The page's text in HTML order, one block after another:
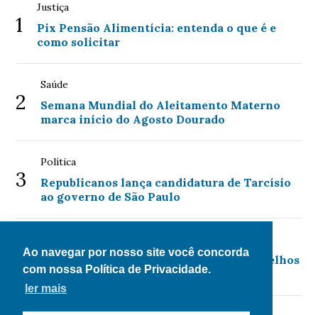
Ao navegar por nosso site você concorda
com nossa Política de Privacidade.
ler mais
1
Justiça
Pix Pensão Alimentícia: entenda o que é e
como solicitar
2
Saúde
Semana Mundial do Aleitamento Materno
marca início do Agosto Dourado
3
Política
Republicanos lança candidatura de Tarcísio
ao governo de São Paulo
4
Procon-RJ orienta sobre danos em aparelhos
por falta de luz